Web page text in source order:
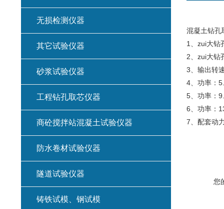
混凝土钻孔
1、zui大钻
2、zui大钻
3、输出转
4、功率：
5、功率：
6、功率：
7、配套动
您
无损检测仪器
其它试验仪器
砂浆试验仪器
工程钻孔取芯仪器
商砼搅拌站混凝土试验仪器
防水卷材试验仪器
隧道试验仪器
铸铁试模、钢试模